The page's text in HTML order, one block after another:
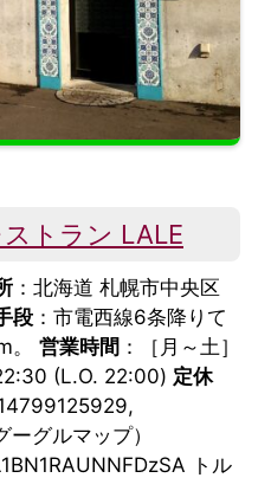
トラン LALE
：北海道 札幌市中央区
段 ：市電西線6条降りて
。 営業時間 ：［月～土］
(L.O. 22:00) 定休
グルマップ）
トル